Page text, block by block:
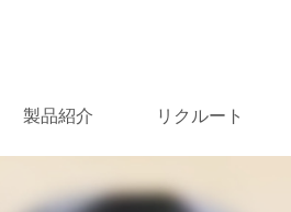
製品紹介 リクルート